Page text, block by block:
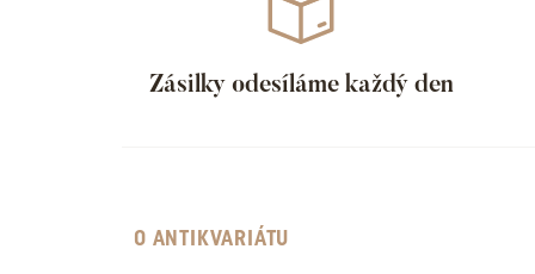
Zásilky odesíláme každý den
O ANTIKVARIÁTU